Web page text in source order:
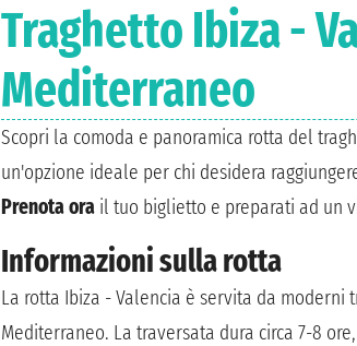
Traghetto Ibiza -
Mediterraneo
Scopri la comoda e panoramica rotta del
un'opzione ideale per chi desidera
Prenota ora il tuo biglietto e preparati ad un
Informazioni sulla rotta
La rotta Ibiza - Valencia è servita da
Mediterraneo. La traversata dura circa 7-8